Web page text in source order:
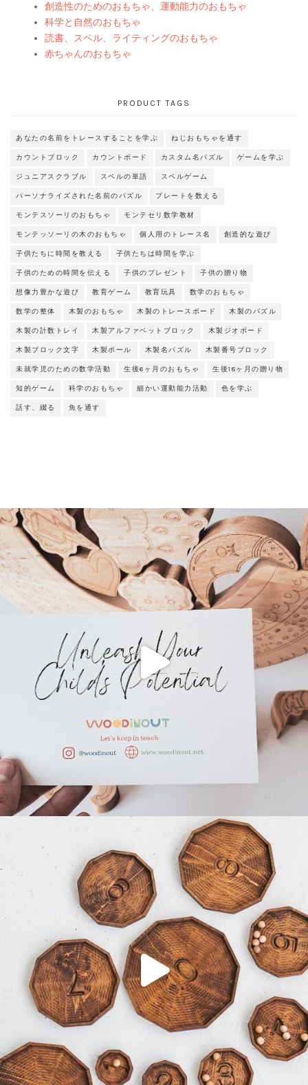
創造性のためのおもちゃ、運動能力のおもちゃ
科学と自然のおもちゃ
読書、スペル、ライティングのおもちゃ
赤ちゃんのおもちゃ
PRODUCT TAGS
あなたの名前をトレースすることを学ぶ ねじおもちゃを通す
カウントブロック カウントボード カスタム名パズル ゲームを学ぶ
ジュニアスクラブル スペルの単語 スペルゲーム
パーソナライズされた名前のパズル プレートを数える
モンテスソーリのおもちゃ モンテセリ数学教材
モンテッソーリの木のおもちゃ 個人用のトレース名 創造的な遊び
子供たちに時間を教える 子供たちは時間を学ぶ
子供のための時間を伝える 子供のプレゼント 子供の贈り物
想像力豊かな遊び 教育ゲーム 教育玩具 数学のおもちゃ
数学の整体 木製のおもちゃ 木製のトレースボード 木製のパズル
木製の計数トレイ 木製アルファベットブロック 木製ジオボード
木製ブロック文字 木製ボール 木製名パズル 木製番号ブロック
未就学児のための数学活動 生後6ヶ月のおもちゃ 生後18ヶ月の贈り物
知的ゲーム 科学のおもちゃ 細かい運動能力活動 色を学ぶ
話す、綴る 魚を通す